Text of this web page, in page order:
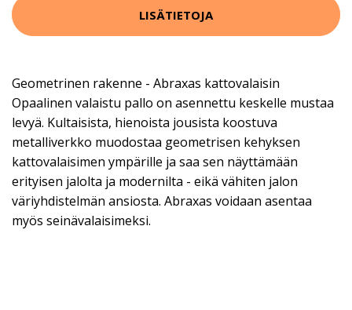
LISÄTIETOJA
Geometrinen rakenne - Abraxas kattovalaisin
Opaalinen valaistu pallo on asennettu keskelle mustaa
levyä. Kultaisista, hienoista jousista koostuva
metalliverkko muodostaa geometrisen kehyksen
kattovalaisimen ympärille ja saa sen näyttämään
erityisen jalolta ja modernilta - eikä vähiten jalon
väriyhdistelmän ansiosta. Abraxas voidaan asentaa
myös seinävalaisimeksi.